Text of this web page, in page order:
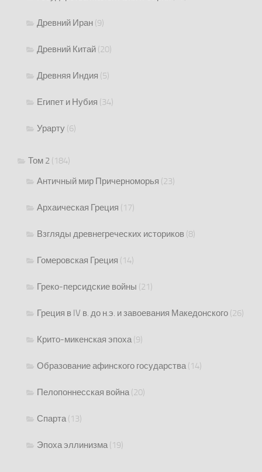
Древний Иран (9)
Древний Китай (20)
Древняя Индия (5)
Египет и Нубия (34)
Урарту (6)
Том 2 (184)
Античный мир Причерноморья (23)
Архаическая Греция (17)
Взгляды древнегреческих историков (8)
Гомеровская Греция (14)
Греко-персидские войны (21)
Греция в IV в. до н.э. и завоевания Македонского (26)
Крито-микенская эпоха(9)
Образование афинского государства(14)
Пелопоннесская война(20)
Спарта(13)
Эпоха эллинизма(19)